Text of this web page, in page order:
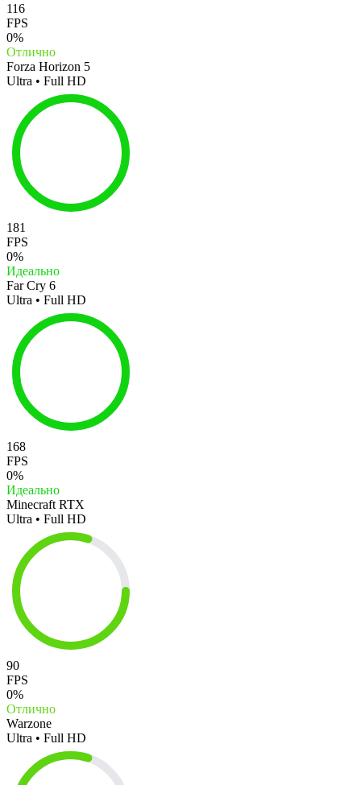
116
FPS
0%
Отлично
Forza Horizon 5
Ultra • Full HD
181
FPS
0%
Идеально
Far Cry 6
Ultra • Full HD
168
FPS
0%
Идеально
Minecraft RTX
Ultra • Full HD
90
FPS
0%
Отлично
Warzone
Ultra • Full HD